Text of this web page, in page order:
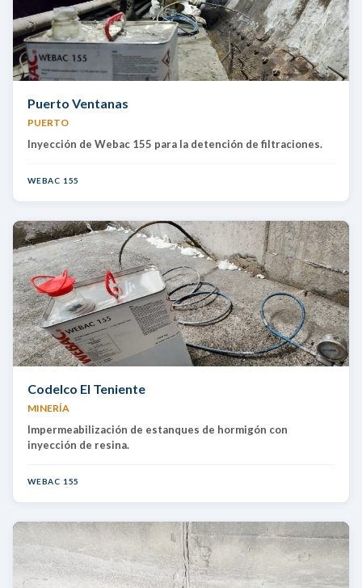
Puerto Ventanas
PUERTO
Inyección de Webac 155 para la detención de filtraciones.
WEBAC 155
Codelco El Teniente
MINERÍA
Impermeabilización de estanques de hormigón con
inyección de resina.
WEBAC 155